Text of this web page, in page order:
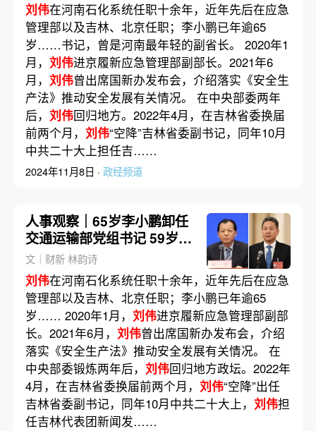
刘伟在河南石化系统任职十余年，近年先后在应急
管理部以及吉林、北京任职；李小鹏已年逾65
岁……书记，曾是河南最年轻的副省长。 2020年1
月， 刘伟进京履新应急管理部副部长。2021年6
月， 刘伟曾出席国新办发布会，介绍落实《安全生
产法》推动安全发展有关情况。 在中央部委两年
后， 刘伟回归地方。2022年4月，在吉林省委换届
前两个月， 刘伟“空降”吉林省委副书记，同年10月
中共二十大上担任吉……
2024年11月8日 · 政经频道
人事观察｜65岁李小鹏卸任
交通运输部党组书记 59岁北
京副书记刘伟
文｜财新 林韵诗
刘伟在河南石化系统任职十余年，近年先后在应急
管理部以及吉林、北京任职；李小鹏已年逾65
岁…… 2020年1月， 刘伟进京履新应急管理部副部
长。2021年6月， 刘伟曾出席国新办发布会，介绍
落实《安全生产法》推动安全发展有关情况。 在
中央部委锻炼两年后， 刘伟回归地方政坛。2022年
4月，在吉林省委换届前两个月， 刘伟“空降”出任
吉林省委副书记，同年10月中共二十大上， 刘伟担
任吉林代表团新闻发……